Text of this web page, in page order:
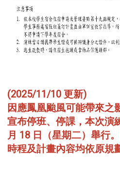
(2025/11/10 更新)
因應鳳凰颱風可能帶來之
宣布停班、停課，本次演
月 18 日（星期二）舉行
時程及計畫內容均依原規